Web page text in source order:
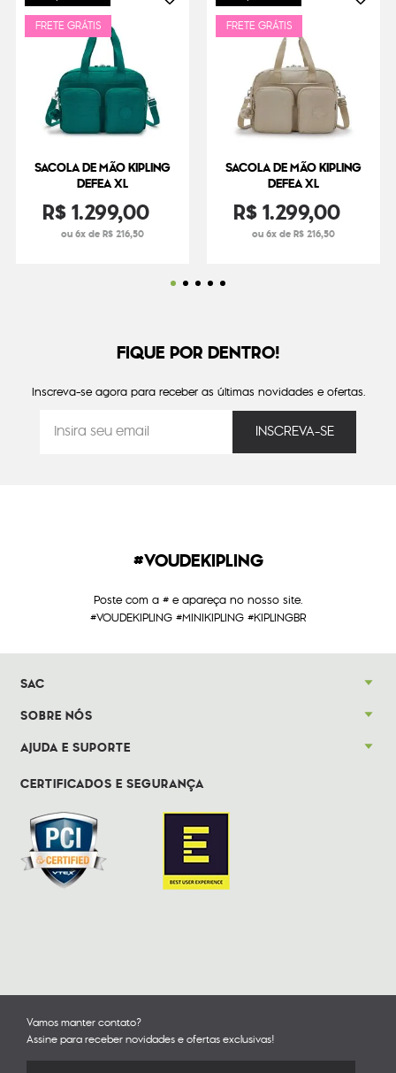
FRETE GRÁTIS
SACOLA DE MÃO KIPLING
DEFEA XL
R$1.299,00
ou 6x de R$ 216,50
FRETE GRÁTIS
SACOLA DE MÃO KIPLING
DEFEA XL
R$1.299,00
ou 6x de R$ 216,50
FIQUE POR DENTRO!
Inscreva-se agora para receber as últimas novidades e ofertas.
#VOUDEKIPLING
Poste com a # e apareça no nosso site.
#VOUDEKIPLING #MINIKIPLING #KIPLINGBR
SAC
SOBRE NÓS
AJUDA E SUPORTE
CERTIFICADOS E SEGURANÇA
Vamos manter contato?
Assine para receber novidades e ofertas exclusivas!